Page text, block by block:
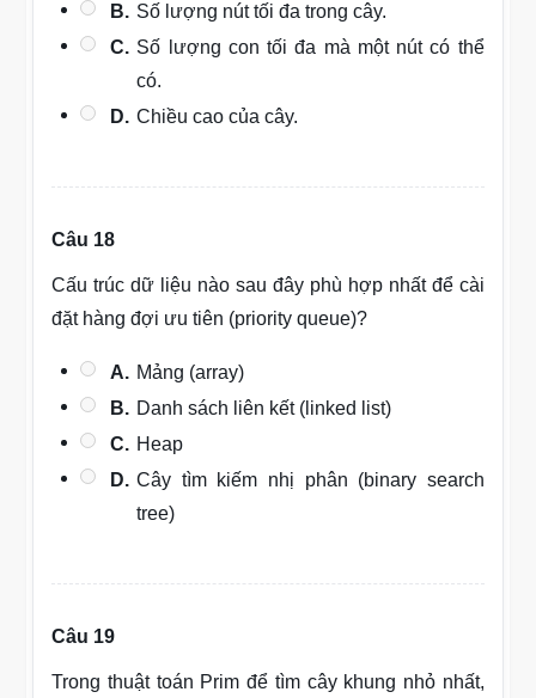
B. Số lượng nút tối đa trong cây.
C. Số lượng con tối đa mà một nút có thể
có.
D. Chiều cao của cây.
Câu 18
Cấu trúc dữ liệu nào sau đây phù hợp nhất để cài
đặt hàng đợi ưu tiên (priority queue)?
A. Mảng (array)
B. Danh sách liên kết (linked list)
C. Heap
D. Cây tìm kiếm nhị phân (binary search
tree)
Câu 19
Trong thuật toán Prim để tìm cây khung nhỏ nhất,